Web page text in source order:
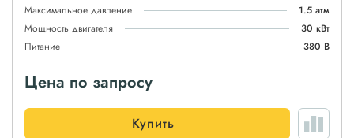
Максимальное давление
1.5 атм
Мощность двигателя
30 кВт
Питание
380 В
Цена по запросу
Купить